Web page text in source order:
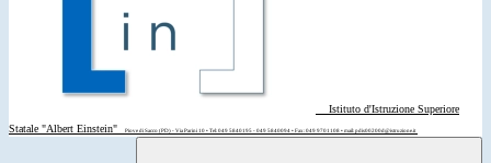
Istituto d'Istruzione Superiore
Statale "Albert Einstein"
Piove di Sacco (PD) - Via Parini 10 • Tel: 049 5840195 - 049 5840094 • Fax: 049 9701108 • mail: pdis00200d@istruzione.it